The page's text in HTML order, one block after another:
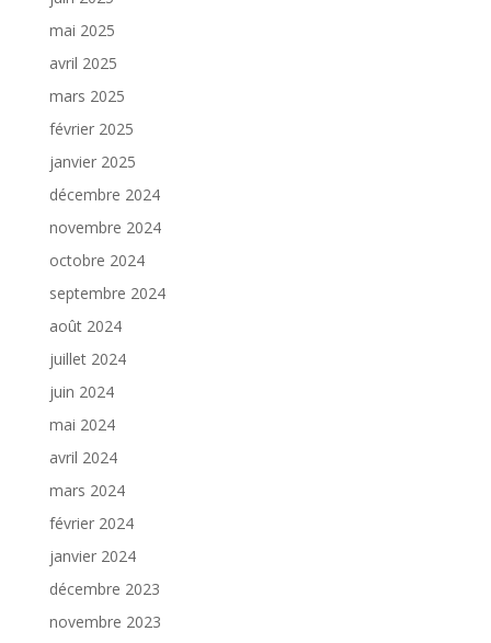
mai 2025
avril 2025
mars 2025
février 2025
janvier 2025
décembre 2024
novembre 2024
octobre 2024
septembre 2024
août 2024
juillet 2024
juin 2024
mai 2024
avril 2024
mars 2024
février 2024
janvier 2024
décembre 2023
novembre 2023